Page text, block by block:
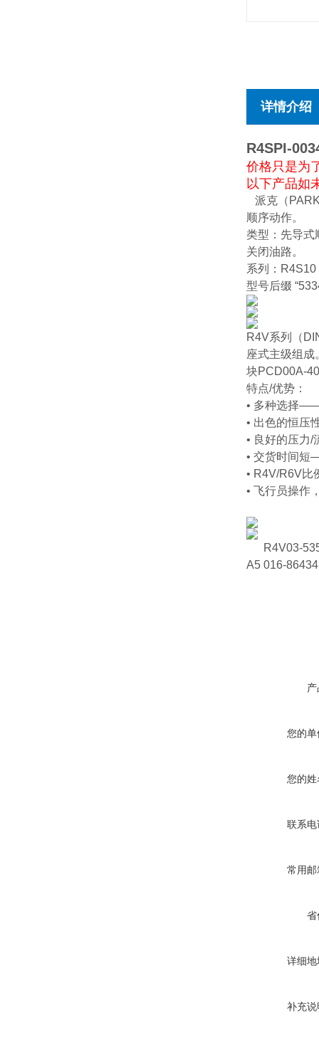
详情介绍
R4SPI-
价格只是为
以下产品如
派克（
顺序动作。‌‌
类型‌：先导式
关闭油路。
系列‌：
型号后缀
R4V系列（
座式主级组
块PCD00A-
特点/优势：
• 多种选择
• 出色的恒
• 良好的压力
• 交货时间
• R4V/R6V比
• 飞行员操作
R4V03-
A5 016-
您的
您的
联系
常用
省
详细
补充